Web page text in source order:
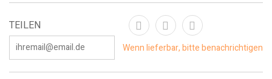
TEILEN
Wenn lieferbar, bitte benachrichtigen